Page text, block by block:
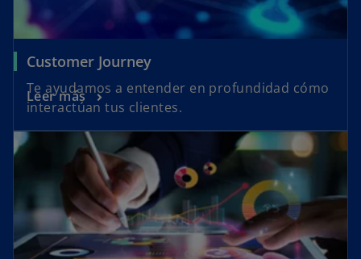
Customer Journey
Te ayudamos a entender en profundidad cómo
interactúan tus clientes.
Leer más